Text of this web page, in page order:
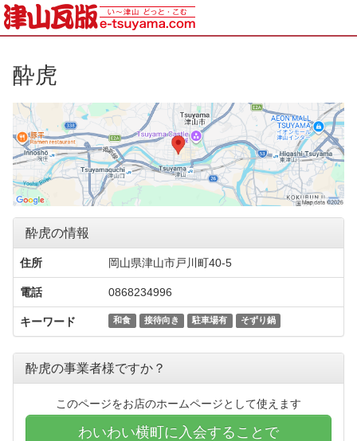
酔虎
酔虎の情報
住所 岡山県津山市戸川町40-5
電話 0868234996
キーワード 和食 接待向き 駐車場有 そずり鍋
酔虎の事業者様ですか？
このページをお店のホームページとして使えます
わいわい横町に入会することで